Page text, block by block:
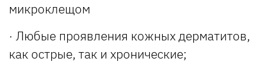
микроклещом
· Любые проявления кожных дерматитов,
как острые, так и хронические;